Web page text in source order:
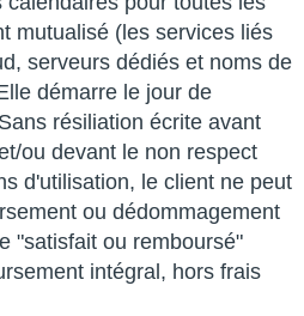
mutualisé (les services liés
serveurs dédiés et noms de
démarre le jour de
résiliation écrite avant
ou devant le non respect
d'utilisation, le client ne peut
ou dédommagement
"satisfait ou remboursé"
intégral, hors frais